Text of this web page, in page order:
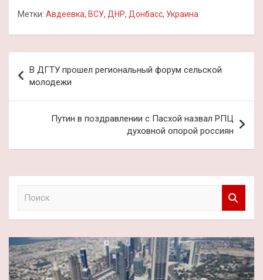
Метки: Авдеевка, ВСУ, ДНР, Донбасс, Украина
по
записям
В ДГТУ прошел региональный форум сельской
молодежи
Путин в поздравлении с Пасхой назвал РПЦ
духовной опорой россиян
к